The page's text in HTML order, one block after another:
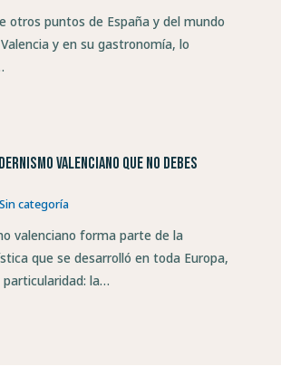
otros puntos de España y del mundo
y en su gastronomía, lo
valenciano que no debes
Sin categoría
valenciano forma parte de la
que se desarrolló en toda Europa,
particularidad: la…